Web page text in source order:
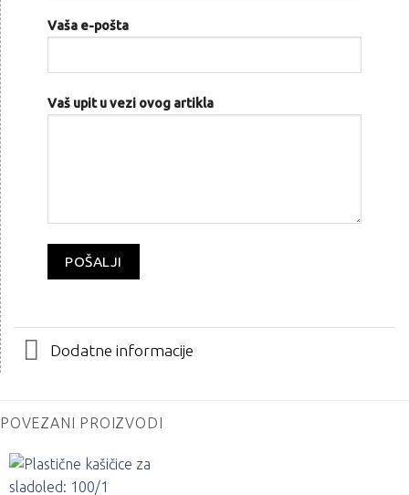
Vaša e-pošta
Vaš upit u vezi ovog artikla
Dodatne informacije
POVEZANI PROIZVODI